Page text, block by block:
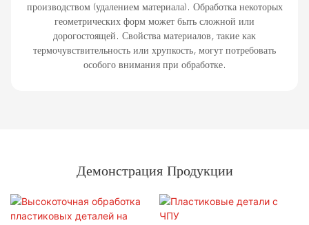
производством (удалением материала). Обработка некоторых
геометрических форм может быть сложной или
дорогостоящей. Свойства материалов, такие как
термочувствительность или хрупкость, могут потребовать
особого внимания при обработке.
Демонстрация Продукции